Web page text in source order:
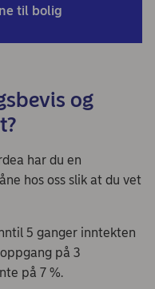
til bolig
og
har du en
hos oss slik at du vet
5 ganger inntekten
på 3
på 7 %.